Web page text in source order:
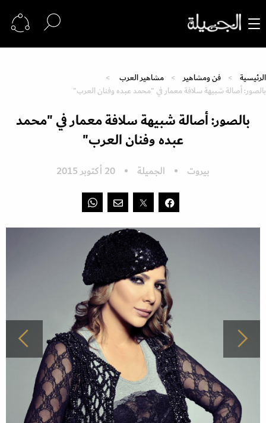
الرئيسية فن ومشاهير
مشاهير العرب
بالصور: أصالة شبيهة سلافة معمار في "محمد عبده وفنان العرب"
بالصور: أصالة شبيهة سلافة معمار في "محمد
عبده وفنان العرب"
بيروت الجميلة 20 أكتوبر 2015